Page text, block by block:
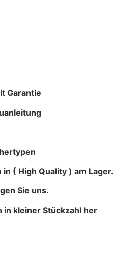
( High Quality ) am Lager.
Sie uns.
kleiner Stückzahl her